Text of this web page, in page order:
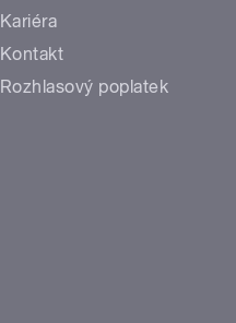
Kariéra
Kontakt
Rozhlasový poplatek